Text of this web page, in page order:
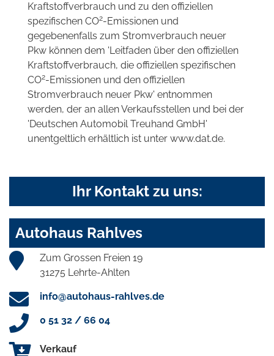
Kraftstoffverbrauch und zu den offiziellen
spezifischen CO2-Emissionen und
gegebenenfalls zum Stromverbrauch neuer
Pkw können dem 'Leitfaden über den offiziellen
Kraftstoffverbrauch, die offiziellen spezifischen
CO2-Emissionen und den offiziellen
Stromverbrauch neuer Pkw' entnommen
werden, der an allen Verkaufsstellen und bei der
'Deutschen Automobil Treuhand GmbH'
unentgeltlich erhältlich ist unter www.dat.de.
Ihr Kontakt zu uns:
Autohaus Rahlves
Zum Grossen Freien 19
31275 Lehrte-Ahlten
info@autohaus-rahlves.de
0 51 32 / 66 04
Verkauf